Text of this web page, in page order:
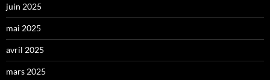
juin 2025
mai 2025
avril 2025
mars 2025